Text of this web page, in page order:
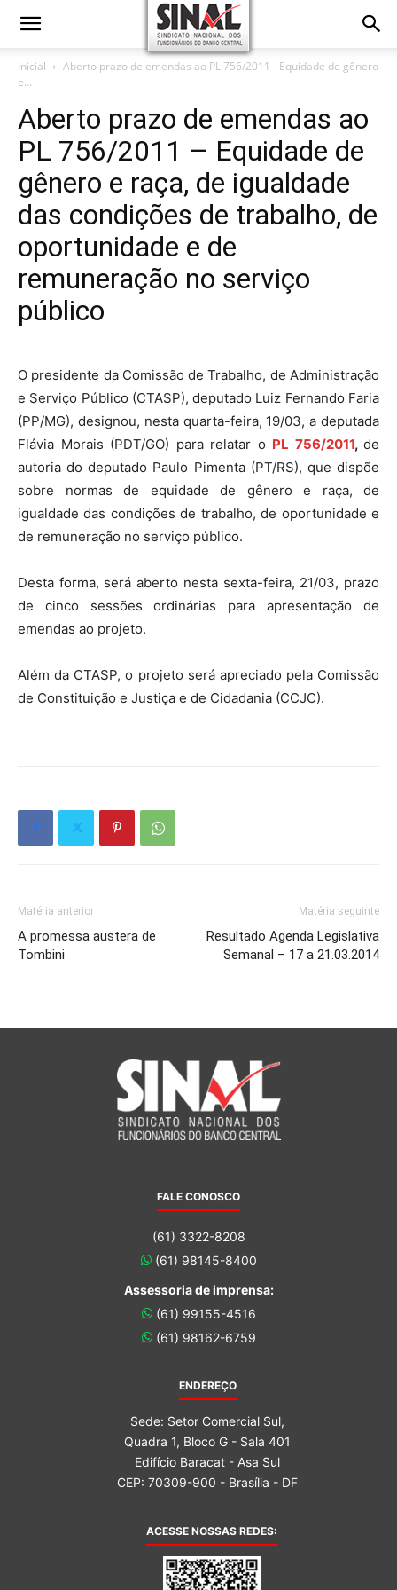
Inicial
Aberto prazo de emendas ao PL 756/2011 - Equidade de gênero
e...
Aberto prazo de emendas ao
PL 756/2011 – Equidade de
gênero e raça, de igualdade
das condições de trabalho, de
oportunidade e de
remuneração no serviço
público
O presidente da Comissão de Trabalho, de Administração
e Serviço Público (CTASP), deputado Luiz Fernando Faria
(PP/MG), designou, nesta quarta-feira, 19/03, a deputada
Flávia Morais (PDT/GO) para relatar o PL 756/2011, de
autoria do deputado Paulo Pimenta (PT/RS), que dispõe
sobre normas de equidade de gênero e raça, de
igualdade das condições de trabalho, de oportunidade e
de remuneração no serviço público.
Desta forma, será aberto nesta sexta-feira, 21/03, prazo
de cinco sessões ordinárias para apresentação de
emendas ao projeto.
Além da CTASP, o projeto será apreciado pela Comissão
de Constituição e Justiça e de Cidadania (CCJC).
Matéria anterior
A promessa austera de
Tombini
Matéria seguinte
Resultado Agenda Legislativa
Semanal – 17 a 21.03.2014
FALE CONOSCO
(61) 3322-8208
(61) 98145-8400
Assessoria de imprensa:
(61) 99155-4516
(61) 98162-6759
ENDEREÇO
Sede: Setor Comercial Sul,
Quadra 1, Bloco G - Sala 401
Edifício Baracat - Asa Sul
CEP: 70309-900 - Brasília - DF
ACESSE NOSSAS REDES: